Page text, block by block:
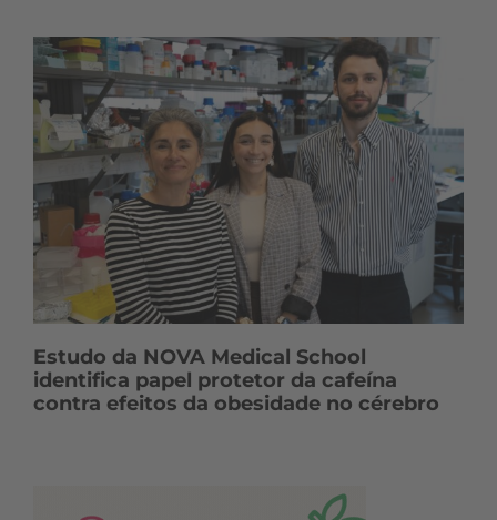
Estudo da NOVA Medical School
identifica papel protetor da cafeína
contra efeitos da obesidade no cérebro